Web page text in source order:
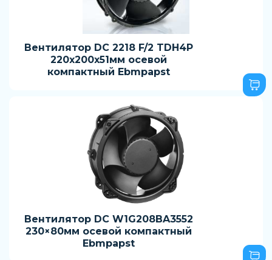
Вентилятор DC 2218 F/2 TDH4P
220x200x51мм осевой
компактный Ebmpapst
Вентилятор DC W1G208BA3552
230×80мм осевой компактный
Ebmpapst